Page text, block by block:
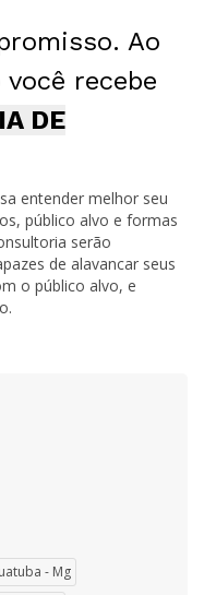
Ao
você recebe
DE
entender melhor seu
público alvo e formas
serão
de alavancar seus
o público alvo, e
- Mg